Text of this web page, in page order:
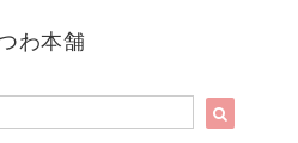
わ本舗